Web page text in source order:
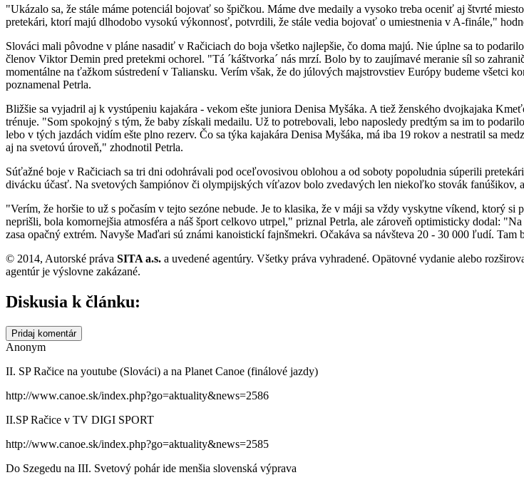
"Ukázalo sa, že stále máme potenciál bojovať so špičkou. Máme dve medaily a vysoko treba oceniť aj štvrté
pretekári, ktorí majú dlhodobo vysokú výkonnosť, potvrdili, že stále vedia bojovať o umiestnenia v A-finále,"
Slováci mali pôvodne v pláne nasadiť v Račiciach do boja všetko najlepšie, čo doma majú. Nie úplne sa to
členov Viktor Demin pred pretekmi ochorel. "Tá ´káštvorka´ nás mrzí. Bolo by to zaujímavé meranie síl so
momentálne na ťažkom sústredení v Taliansku. Verím však, že do júlových majstrovstiev Európy budeme všetci
poznamenal Petrla.
Bližšie sa vyjadril aj k vystúpeniu kajakára - vekom ešte juniora Denisa Myšáka. A tiež ženského dvojkajaka
trénuje. "Som spokojný s tým, že baby získali medailu. Už to potrebovali, lebo naposledy predtým sa im to
lebo v tých jazdách vidím ešte plno rezerv. Čo sa týka kajakára Denisa Myšáka, má iba 19 rokov a nestratil sa
aj na svetovú úroveň," zhodnotil Petrla.
Súťažné boje v Račiciach sa tri dni odohrávali pod oceľovosivou oblohou a od soboty popoludnia súperili
divácku účasť. Na svetových šampiónov či olympijských víťazov bolo zvedavých len niekoľko stovák
"Verím, že horšie to už s počasím v tejto sezóne nebude. Je to klasika, že v máji sa vždy vyskytne víkend, ktorý
neprišli, bola komornejšia atmosféra a náš šport celkovo utrpel," priznal Petrla, ale zároveň optimisticky dodal:
zasa opačný extrém. Navyše Maďari sú známi kanoistickí fajnšmekri. Očakáva sa návšteva 20 - 30 000 ľudí.
© 2014, Autorské práva SITA a.s. a uvedené agentúry. Všetky práva vyhradené. Opätovné vydanie alebo
agentúr je výslovne zakázané.
Diskusia k článku:
Pridaj komentár
Anonym
II. SP Račice na youtube (Slováci) a na Planet Canoe (finálové jazdy)
http://www.canoe.sk/index.php?go=aktuality&news=2586
II.SP Račice v TV DIGI SPORT
http://www.canoe.sk/index.php?go=aktuality&news=2585
Do Szegedu na III. Svetový pohár ide menšia slovenská výprava